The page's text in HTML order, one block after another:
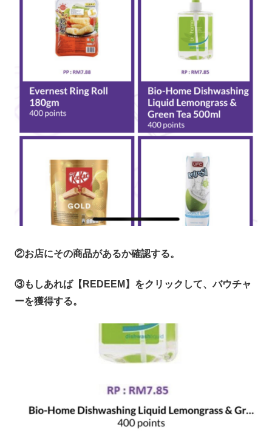
②お店にその商品があるか確認する。
③もしあれば【REDEEM】をクリックして、バウチャ
ーを獲得する。